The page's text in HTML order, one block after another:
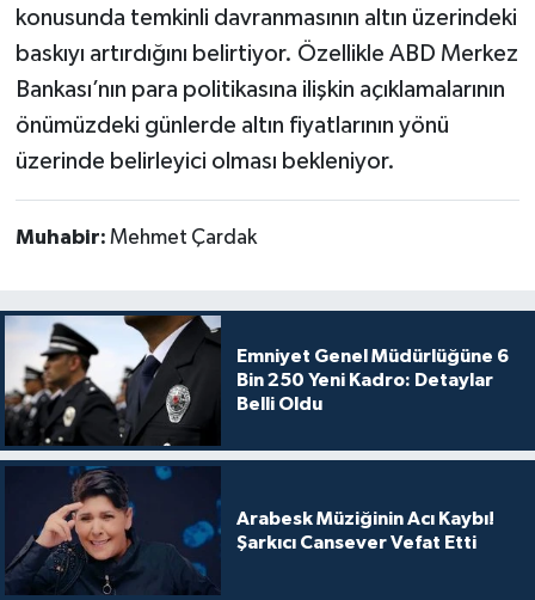
konusunda temkinli davranmasının altın üzerindeki
baskıyı artırdığını belirtiyor. Özellikle ABD Merkez
Bankası’nın para politikasına ilişkin açıklamalarının
önümüzdeki günlerde altın fiyatlarının yönü
üzerinde belirleyici olması bekleniyor.
Muhabir: Mehmet Çardak
Emniyet Genel Müdürlüğüne 6
Bin 250 Yeni Kadro: Detaylar
Belli Oldu
Arabesk Müziğinin Acı Kaybı!
Şarkıcı Cansever Vefat Etti